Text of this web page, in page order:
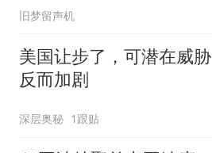
旧梦留声机
美国让步了，可潜在威胁
反而加剧
深层奥秘 1跟贴